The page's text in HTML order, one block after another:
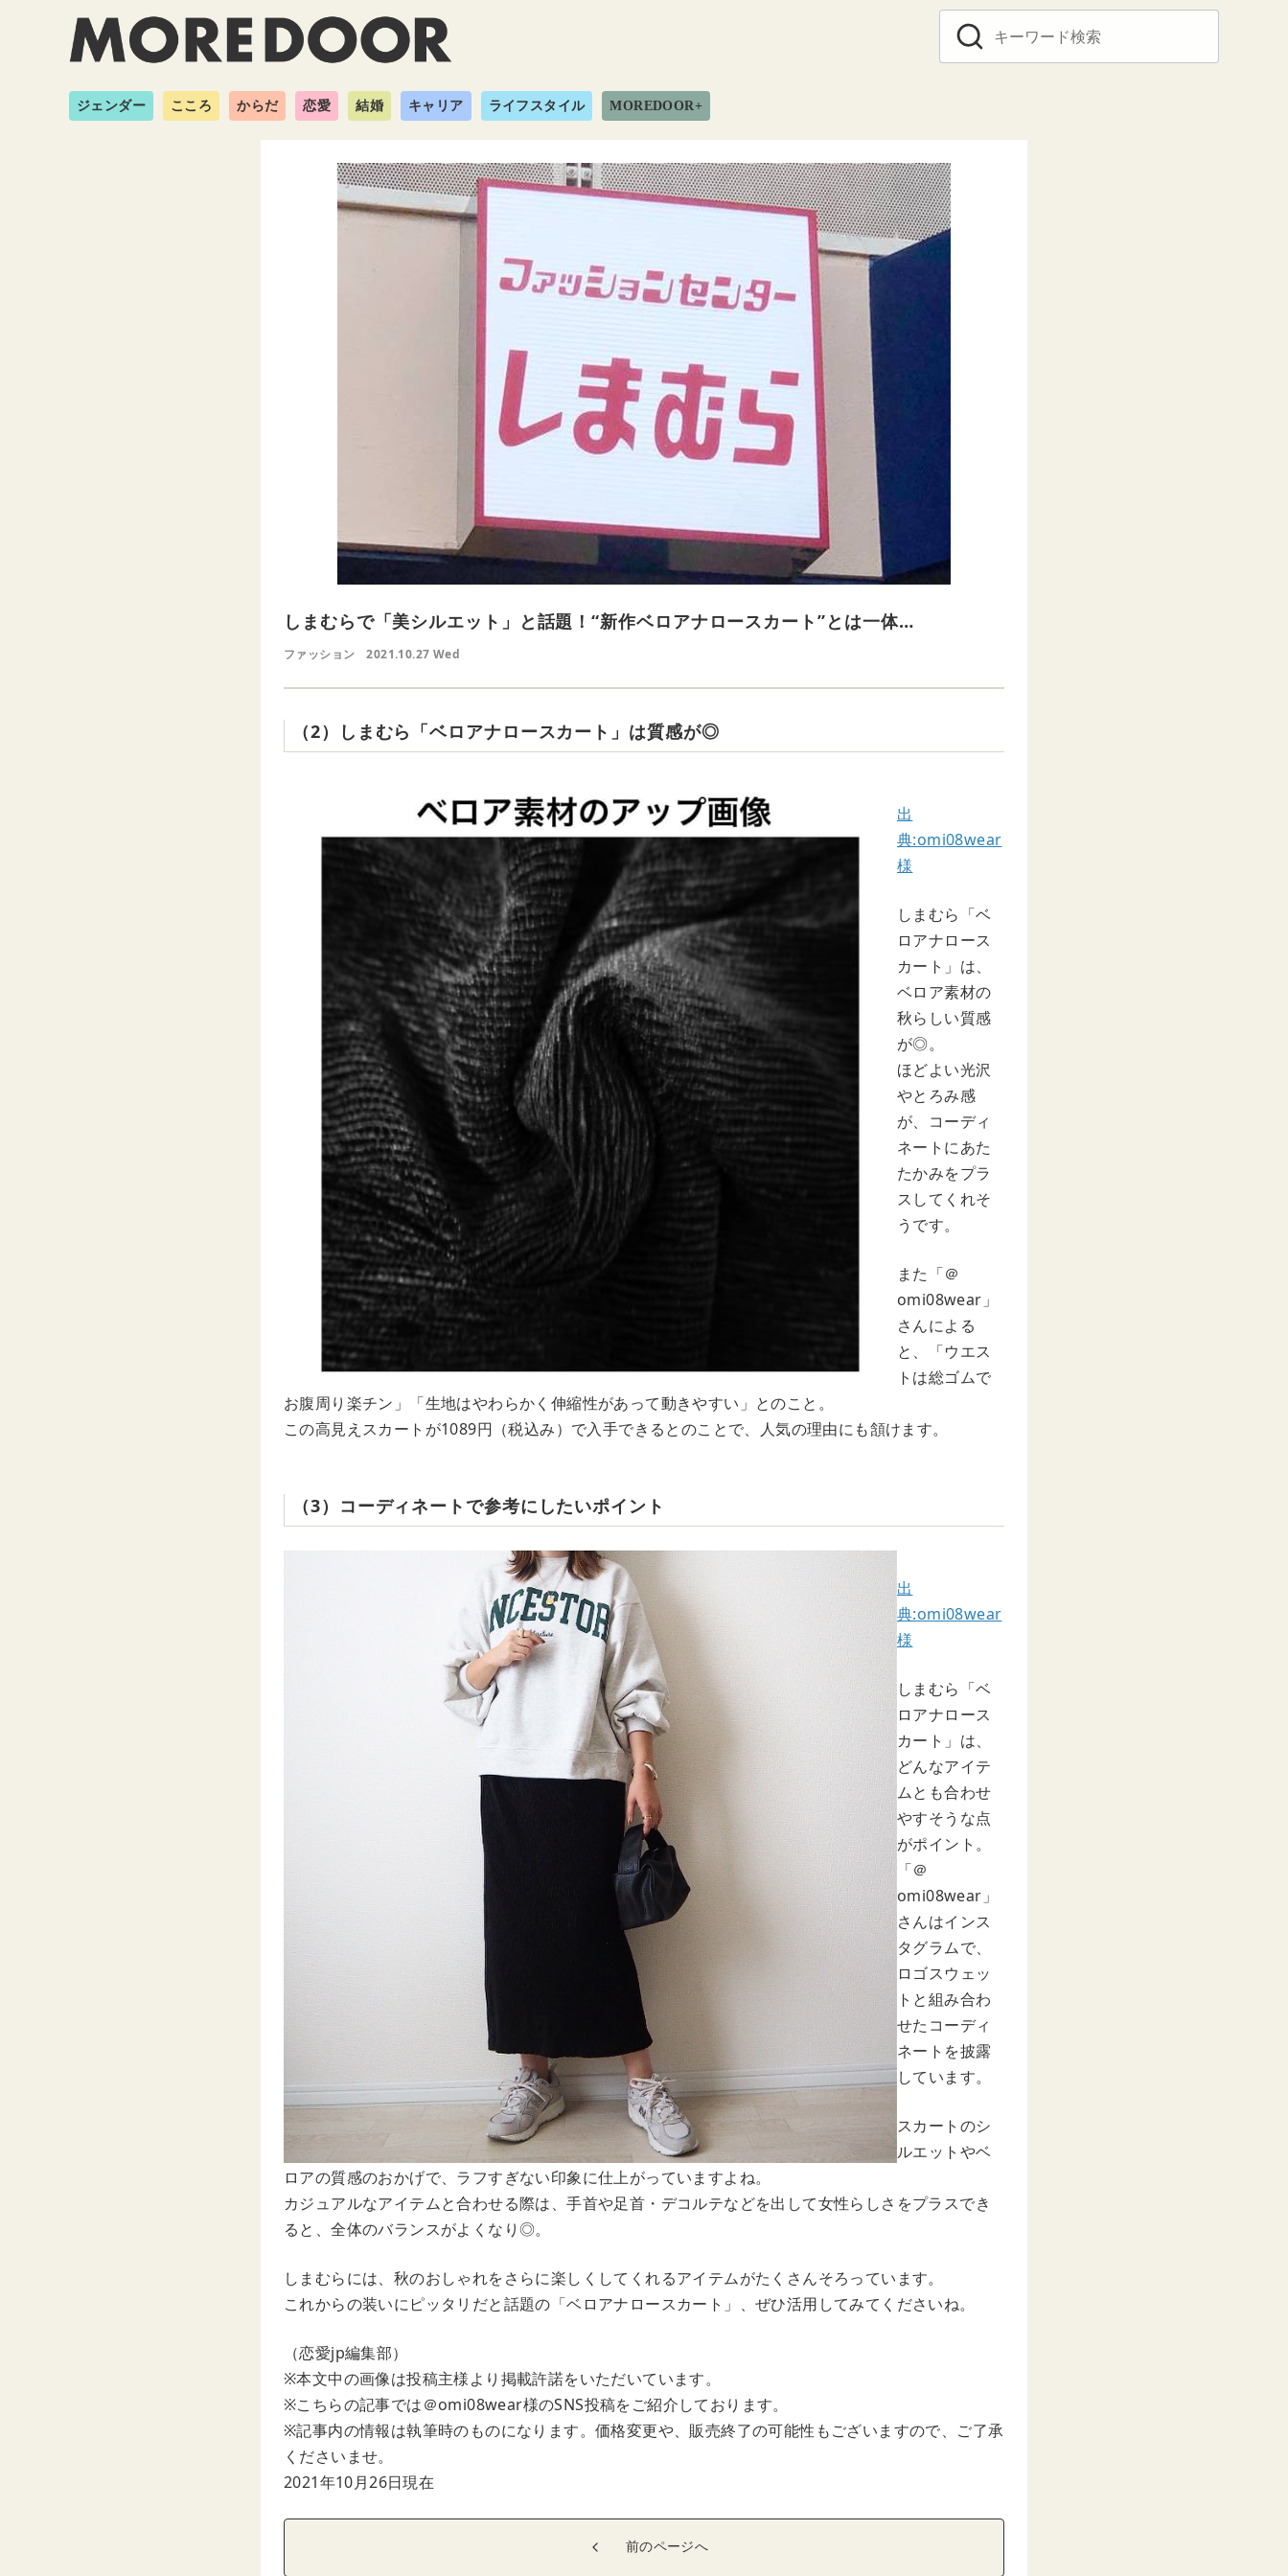
ジェンダー こころ からだ 恋愛 結婚 キャリア ライフスタイル MOREDOOR+
しまむらで「美シルエット」と話題！“新作ベロアナロースカート”とは一体…
ファッション 2021.10.27 Wed
（2）しまむら「ベロアナロースカート」は質感が◎
出
典:omi08wear
様
しまむら「ベ
ロアナロース
カート」は、
ベロア素材の
秋らしい質感
が◎。
ほどよい光沢
やとろみ感
が、コーディ
ネートにあた
たかみをプラ
スしてくれそ
うです。
また「＠
omi08wear」
さんによる
と、「ウエス
トは総ゴムで
お腹周り楽チン」「生地はやわらかく伸縮性があって動きやすい」とのこと。
この高見えスカートが1089円（税込み）で入手できるとのことで、人気の理由にも頷けます。
（3）コーディネートで参考にしたいポイント
出
典:omi08wear
様
しまむら「ベ
ロアナロース
カート」は、
どんなアイテ
ムとも合わせ
やすそうな点
がポイント。
「＠
omi08wear」
さんはインス
タグラムで、
ロゴスウェッ
トと組み合わ
せたコーディ
ネートを披露
しています。
スカートのシ
ルエットやベ
ロアの質感のおかげで、ラフすぎない印象に仕上がっていますよね。
カジュアルなアイテムと合わせる際は、手首や足首・デコルテなどを出して女性らしさをプラスでき
ると、全体のバランスがよくなり◎。
しまむらには、秋のおしゃれをさらに楽しくしてくれるアイテムがたくさんそろっています。
これからの装いにピッタリだと話題の「ベロアナロースカート」、ぜひ活用してみてくださいね。
（恋愛jp編集部）
※本文中の画像は投稿主様より掲載許諾をいただいています。
※こちらの記事では＠omi08wear様のSNS投稿をご紹介しております。
※記事内の情報は執筆時のものになります。価格変更や、販売終了の可能性もございますので、ご了承
くださいませ。
2021年10月26日現在
前のページへ